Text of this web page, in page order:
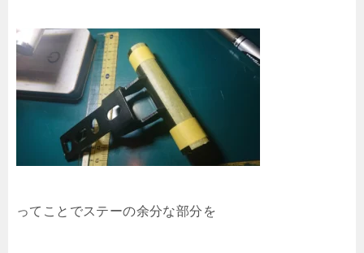
ってことでステーの余分な部分を